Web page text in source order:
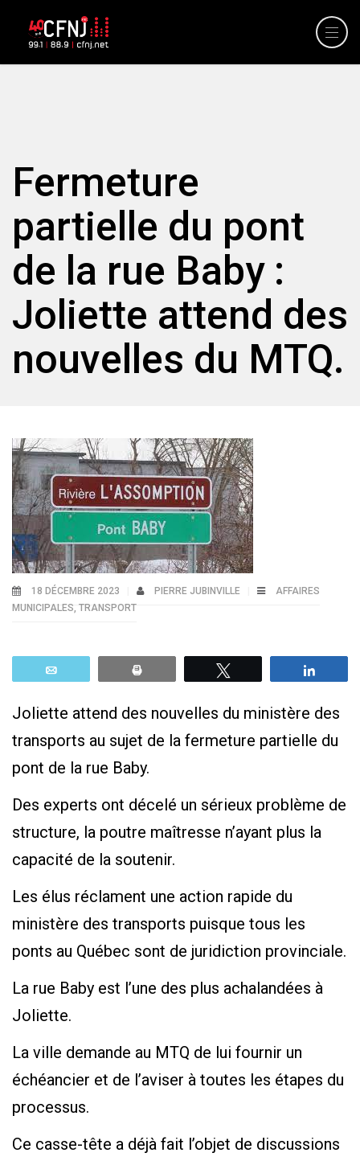
Fermeture
partielle du pont
de la rue Baby :
Joliette attend des
nouvelles du MTQ.
18 DÉCEMBRE 2023 PIERRE JUBINVILLE
AFFAIRES
MUNICIPALES, TRANSPORT
Joliette attend des nouvelles du ministère des
transports au sujet de la fermeture partielle du
pont de la rue Baby.
Des experts ont décelé un sérieux problème de
structure, la poutre maîtresse n’ayant plus la
capacité de la soutenir.
Les élus réclament une action rapide du
ministère des transports puisque tous les
ponts au Québec sont de juridiction provinciale.
La rue Baby est l’une des plus achalandées à
Joliette.
La ville demande au MTQ de lui fournir un
échéancier et de l’aviser à toutes les étapes du
processus.
Ce casse-tête a déjà fait l’objet de discussions